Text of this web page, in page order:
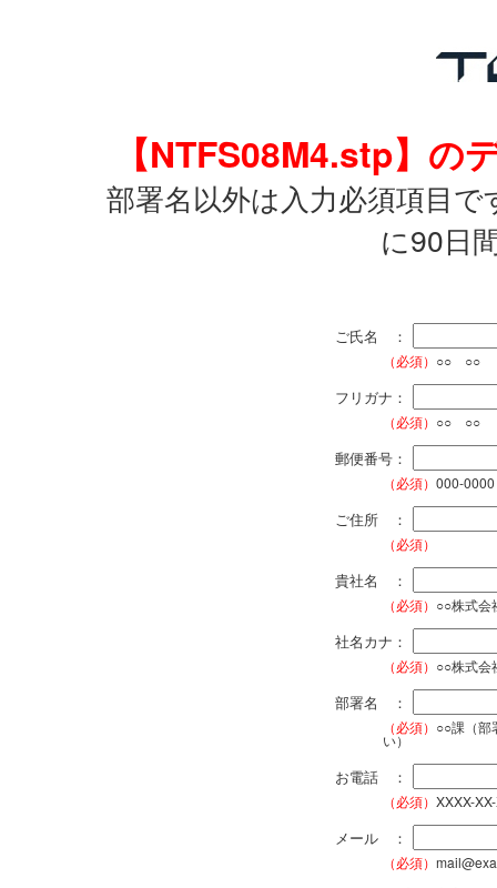
【NTFS08M4.stp】
部署名以外は入力必須項目
に90日
ご氏名 ：
（必須） ○○ ○○
フリガナ：
（必須） ○○ ○○
郵便番号：
（必須） 000-0000
ご住所 ：
（必須）
貴社名 ：
（必須） ○○株式会
社名カナ：
（必須） ○○株式会
部署名 ：
（必須） ○○課（部
い）
お電話 ：
（必須） XXXX-
メール ：
（必須）